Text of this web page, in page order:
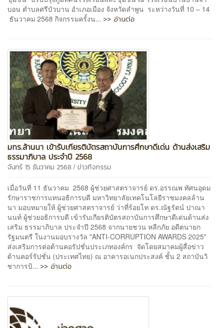
บอน ตำบลศรีบัวบาน อำเภอเมือง จังหวัดลำพูน ระหว่างวันที่ 10 – 14
ธันวาคม 2568 กิจกรรมครั้งน... >> อ่านต่อ
มทร.ล้านนา เข้ารับเกียรติบัตรสถาบันการศึกษาดีเด่น ด้านส่งเสริม
ธรรมาภิบาล ประจำปี 2568
จันทร์ 15 ธันวาคม 2568 / ข่าวกิจกรรม
เมื่อวันที่ 11 ธันวาคม 2568 ผู้ช่วยศาสตราจารย์ ดร.อรรณพ ทัศนอุดม
รักษาราชการแทนอธิการบดี มหาวิทยาลัยเทคโนโลยีราชมงคลล้าน
นา มอบหมายให้ ผู้ช่วยศาสตราจารย์ ว่าที่ร้อยโท ดร.ณัฐรัตน์ ปาณา
นนท์ ผู้ช่วยอธิการบดี เข้ารับเกียรติบัตรสถาบันการศึกษาดีเด่นด้านส่ง
เสริม ธรรมาภิบาล ประจำปี 2568 จากนายชวน หลีกภัย อดีตนายก
รัฐมนตรี ในงานมอบรางวัล "ANTI-CORRUPTION AWARDS 2025"
ส่งเสริมการต่อต้านคอรัปชั่นประเภทองค์กร จัดโดยสมาคมผู้สื่อข่าว
ต้านคอร์รัปชั่น (ประเทศไทย) ณ อาคารอเนกประสงค์ ชั้น 2 สถาบันวิ
ชาการป้... >> อ่านต่อ